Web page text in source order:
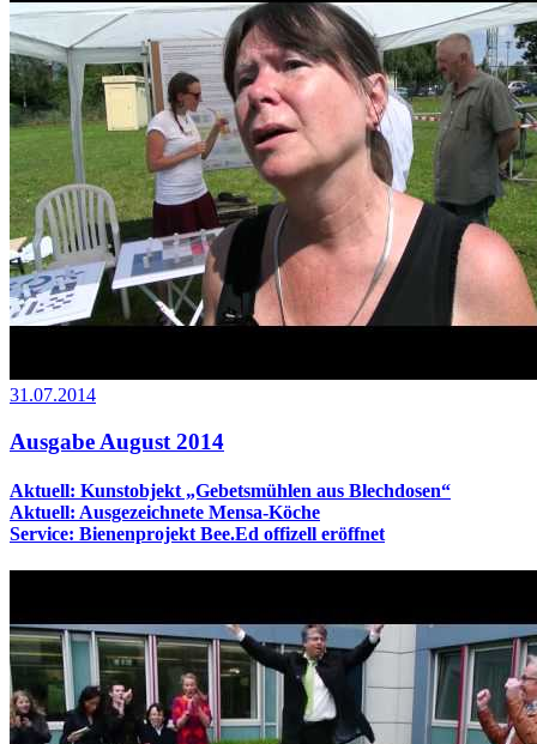
31.07.2014
Ausgabe August 2014
Aktuell: Kunstobjekt „Gebetsmühlen aus Blechdosen“
Aktuell: Ausgezeichnete Mensa-Köche
Service: Bienenprojekt Bee.Ed offizell eröffnet